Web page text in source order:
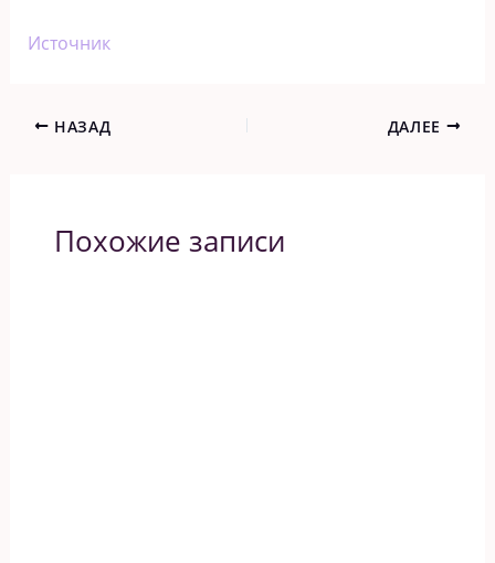
Источник
НАЗАД ДАЛЕЕ
Похожие записи